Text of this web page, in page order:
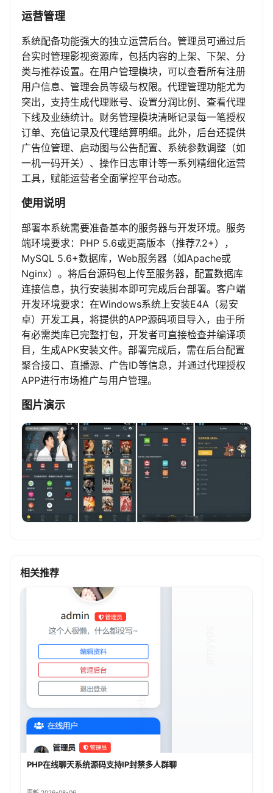
运营管理
系统配备功能强大的独立运营后台。管理员可通过后
台实时管理影视资源库，包括内容的上架、下架、分
类与推荐设置。在用户管理模块，可以查看所有注册
用户信息、管理会员等级与权限。代理管理功能尤为
突出，支持生成代理账号、设置分润比例、查看代理
下线及业绩统计。财务管理模块清晰记录每一笔授权
订单、充值记录及代理结算明细。此外，后台还提供
广告位管理、启动图与公告配置、系统参数调整（如
一机一码开关）、操作日志审计等一系列精细化运营
工具，赋能运营者全面掌控平台动态。
使用说明
部署本系统需要准备基本的服务器与开发环境。服务
端环境要求：PHP 5.6或更高版本（推荐7.2+），
MySQL 5.6+数据库，Web服务器（如Apache或
Nginx）。将后台源码包上传至服务器，配置数据库
连接信息，执行安装脚本即可完成后台部署。客户端
开发环境要求：在Windows系统上安装E4A（易安
卓）开发工具，将提供的APP源码项目导入，由于所
有必需类库已完整打包，开发者可直接检查并编译项
目，生成APK安装文件。部署完成后，需在后台配置
聚合接口、直播源、广告ID等信息，并通过代理授权
APP进行市场推广与用户管理。
图片演示
相关推荐
PHP在线聊天系统源码支持IP封禁多人群聊